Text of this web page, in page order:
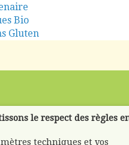
Bio
Gluten
le respect des règles
techniques et vos